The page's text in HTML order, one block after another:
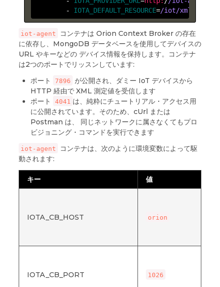
        -
IOTA_DEFAULT_RESOURCE=/iot/xml
iot-agent
コンテナは Orion Context Broker の存在
に依存し、MongoDB データベースを使用してデバイスの
URL やキーなどの デバイス情報を保持します。コンテナ
は2つのポートでリッスンしています:
ポート
7896
が公開され、ダミー IoT デバイスから
HTTP 経由で XML 測定値を受信します
ポート
4041 は、純粋にチュートリアル・アクセス用
に公開されています。そのため、cUrl または
Postman は、 同じネットワークに属さなくてもプロ
ビジョニング・コマンドを実行できます
iot-agent
コンテナは、次のように環境変数によって駆
動されます:
キー 値
IOTA_CB_HOST orion
IOTA_CB_PORT 1026